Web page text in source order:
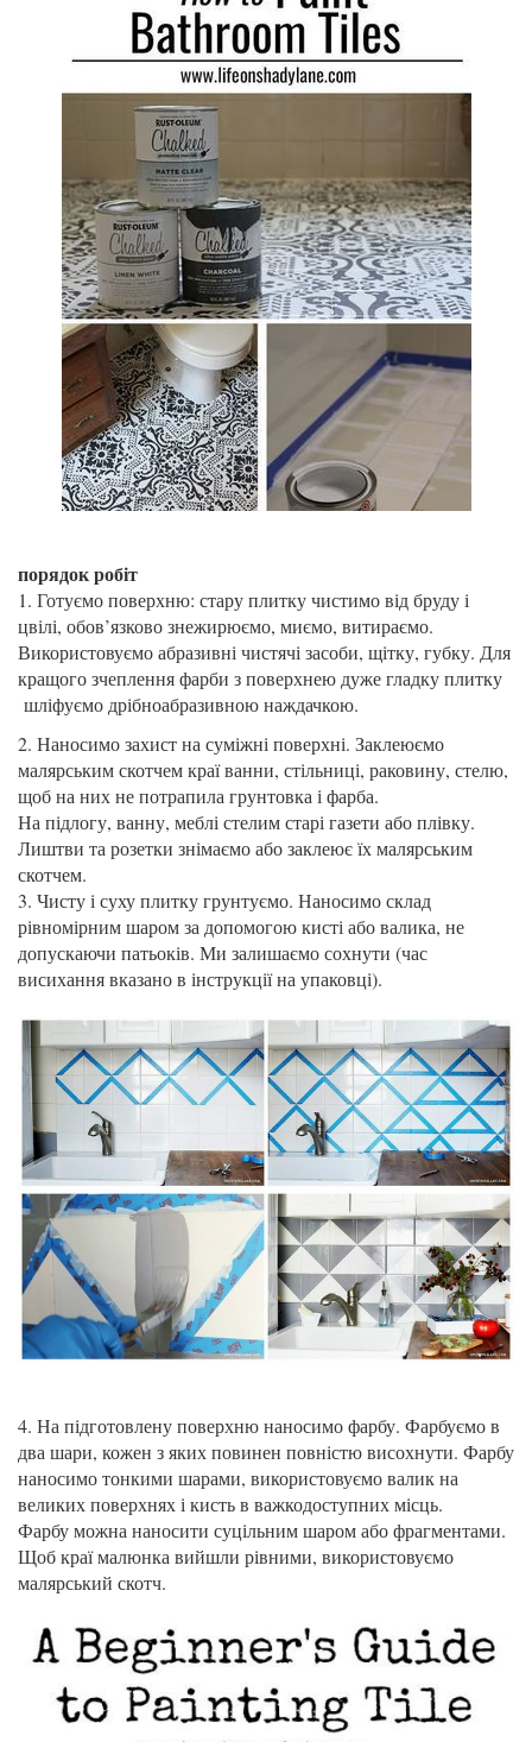
порядок робіт
1. Готуємо поверхню: стару плитку чистимо від бруду і
цвілі, обов’язково знежирюємо, миємо, витираємо.
Використовуємо абразивні чистячі засоби, щітку, губку. Для
кращого зчеплення фарби з поверхнею дуже гладку плитку
шліфуємо дрібноабразивною наждачкою.
2. Наносимо захист на суміжні поверхні. Заклеюємо
малярським скотчем краї ванни, стільниці, раковину, стелю,
щоб на них не потрапила грунтовка і фарба.
На підлогу, ванну, меблі стелим старі газети або плівку.
Лиштви та розетки знімаємо або заклеює їх малярським
скотчем.
3. Чисту і суху плитку грунтуємо. Наносимо склад
рівномірним шаром за допомогою кисті або валика, не
допускаючи патьоків. Ми залишаємо сохнути (час
висихання вказано в інструкції на упаковці).
4. На підготовлену поверхню наносимо фарбу. Фарбуємо в
два шари, кожен з яких повинен повністю висохнути. Фарбу
наносимо тонкими шарами, використовуємо валик на
великих поверхнях і кисть в важкодоступних місць.
Фарбу можна наносити суцільним шаром або фрагментами.
Щоб краї малюнка вийшли рівними, використовуємо
малярський скотч.